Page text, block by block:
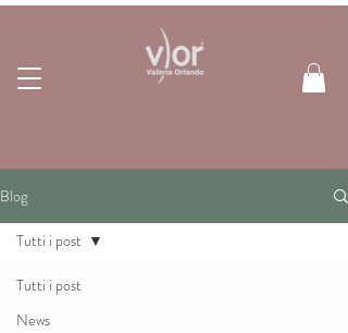
Blog
Tutti i post
News
Tutti i post